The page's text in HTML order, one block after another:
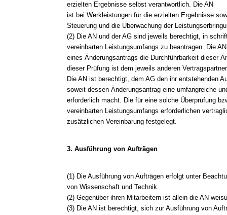
erzielten Ergebnisse selbst verantwortlich. Die AN
ist bei Werkleistungen für die erzielten Ergebnisse
Steuerung und die Überwachung der
(2) Die AN und der AG sind jeweils berechtigt, in
vereinbarten Leistungsumfangs zu beantragen. Die
eines Änderungsantrags die Durchführbarkeit dieser
dieser Prüfung ist dem jeweils anderen
Die AN ist berechtigt, dem AG den ihr entstehenden
soweit dessen Änderungsantrag eine umfangreiche
erforderlich macht. Die für eine solche Überprüfung
vereinbarten Leistungsumfangs erforderlichen
zusätzlichen Vereinbarung festgelegt.
3. Ausführung von Aufträgen
(1) Die Ausführung von Aufträgen erfolgt unter
von Wissenschaft und Technik.
(2) Gegenüber ihren Mitarbeitern ist allein die AN
(3) Die AN ist berechtigt, sich zur Ausführung von